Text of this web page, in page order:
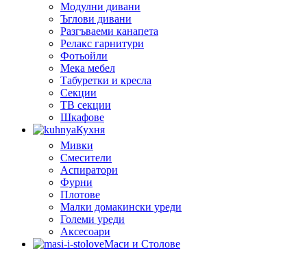
Модулни дивани
Ъглови дивани
Разгъваеми канапета
Релакс гарнитури
Фотьойли
Мека мебел
Табуретки и кресла
Секции
ТВ секции
Шкафове
Кухня
Мивки
Смесители
Аспиратори
Фурни
Плотове
Малки домакински уреди
Големи уреди
Аксесоари
Маси и Столове